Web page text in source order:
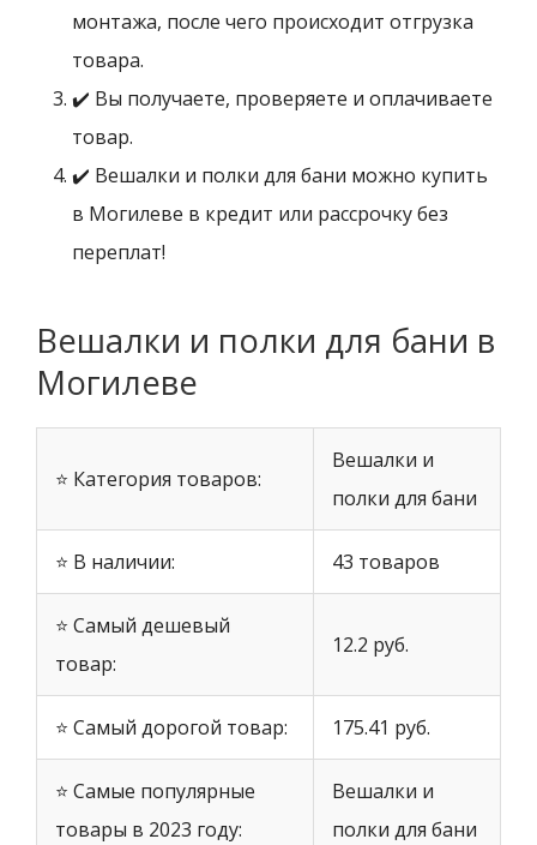
монтажа, после чего происходит отгрузка
товара.
✔️ Вы получаете, проверяете и оплачиваете
товар.
✔️ Вешалки и полки для бани можно купить
в Могилеве в кредит или рассрочку без
переплат!
Вешалки и полки для бани в
Могилеве
⭐ Категория товаров:
Вешалки и
полки для бани
⭐ В наличии: 43 товаров
⭐ Самый дешевый
товар:
12.2 руб.
⭐ Самый дорогой товар: 175.41 руб.
⭐ Самые популярные
товары в 2023 году:
Вешалки и
полки для бани